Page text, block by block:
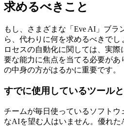
求めるべきこと
もし、さまざまな「Eve AI」ブラ
ら、代わりに何を求めるべきで
ロセスの自動化に関しては、実
要な能力に焦点を当てる必要があ
の中身の方がはるかに重要です。
すでに使用しているツール
チームが毎日使っているソフトウ
なAIを望む人はいません。優れた